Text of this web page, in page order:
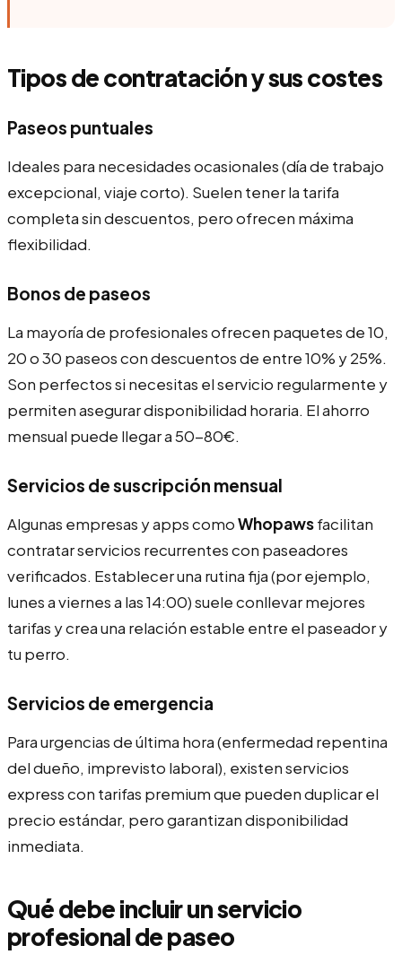
Tipos de contratación y sus costes
Paseos puntuales
Ideales para necesidades ocasionales (día de trabajo
excepcional, viaje corto). Suelen tener la tarifa
completa sin descuentos, pero ofrecen máxima
flexibilidad.
Bonos de paseos
La mayoría de profesionales ofrecen paquetes de 10,
20 o 30 paseos con descuentos de entre 10% y 25%.
Son perfectos si necesitas el servicio regularmente y
permiten asegurar disponibilidad horaria. El ahorro
mensual puede llegar a 50-80€.
Servicios de suscripción mensual
Algunas empresas y apps comoWhopawsfacilitan
contratar servicios recurrentes con paseadores
verificados. Establecer una rutina fija (por ejemplo,
lunes a viernes a las 14:00) suele conllevar mejores
tarifas y crea una relación estable entre el paseador y
tu perro.
Servicios de emergencia
Para urgencias de última hora (enfermedad repentina
del dueño, imprevisto laboral), existen servicios
express con tarifas premium que pueden duplicar el
precio estándar, pero garantizan disponibilidad
inmediata.
Qué debe incluir un servicio
profesional de paseo